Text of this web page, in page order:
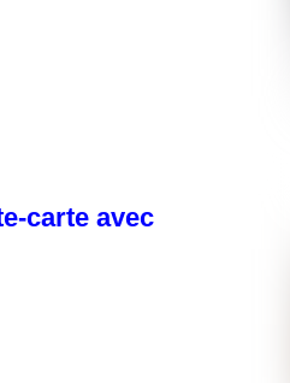
carte avec